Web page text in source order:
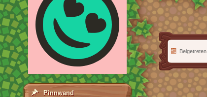
Pinnwand
Beigetreten